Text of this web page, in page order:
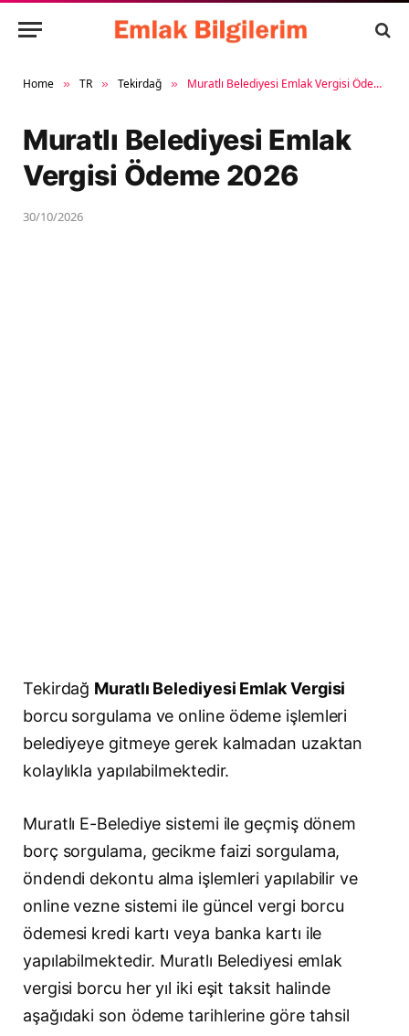
Home » TR » Tekirdağ » Muratlı Belediyesi Emlak Vergisi Ödeme 2026
Muratlı Belediyesi Emlak
Vergisi Ödeme 2026
30/10/2026
Tekirdağ Muratlı Belediyesi Emlak Vergisi
borcu sorgulama ve online ödeme işlemleri
belediyeye gitmeye gerek kalmadan uzaktan
kolaylıkla yapılabilmektedir.
Muratlı E-Belediye sistemi ile geçmiş dönem
borç sorgulama, gecikme faizi sorgulama,
öndendi dekontu alma işlemleri yapılabilir ve
online vezne sistemi ile güncel vergi borcu
ödemesi kredi kartı veya banka kartı ile
yapılabilmektedir. Muratlı Belediyesi emlak
vergisi borcu her yıl iki eşit taksit halinde
aşağıdaki son ödeme tarihlerine göre tahsil